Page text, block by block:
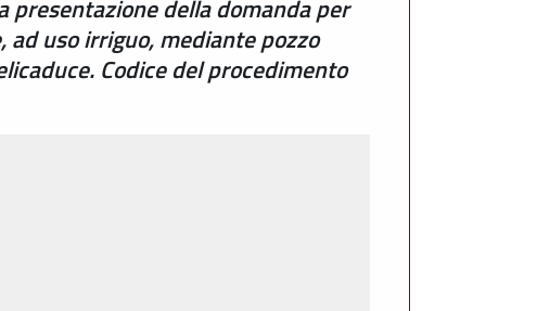
presentazione della domanda per
uso irriguo, mediante pozzo
Codice del procedimento